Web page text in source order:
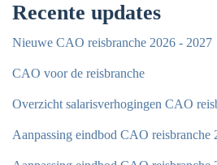
Recente updates
Nieuwe CAO reisbranche 2026 - 2027
CAO voor de reisbranche
Overzicht salarisverhogingen CAO
Aanpassing eindbod CAO reisbranche